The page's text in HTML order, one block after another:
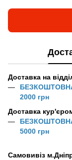
Доставка на
2000 грн
Доставка
5000 грн
Самовивіз